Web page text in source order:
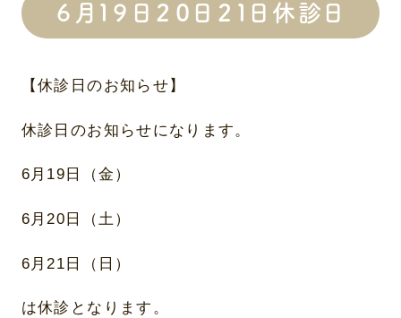
６月１９日２０日２１日休診日
【休診日のお知らせ】
休診日のお知らせになります。
6月19日（金）
6月20日（土）
6月21日（日）
は休診となります。